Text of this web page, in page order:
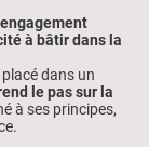
engagement
à bâtir dans la
dans un
le pas sur la
à ses principes,